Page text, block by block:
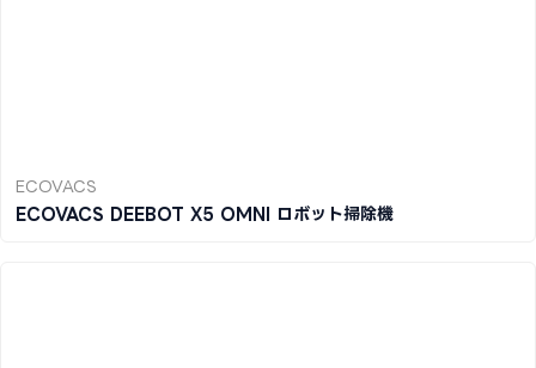
ECOVACS
ECOVACS DEEBOT X5 OMNI ロボット掃除機